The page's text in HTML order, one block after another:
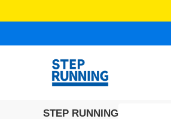
STEP RUNNING